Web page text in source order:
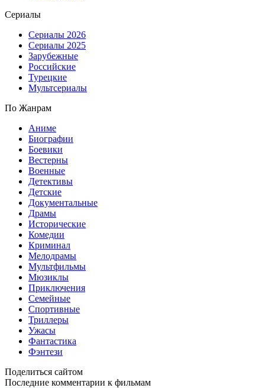
Сериалы
Сериалы 2026
Сериалы 2025
Зарубежные
Российские
Турецкие
Мультсериалы
По Жанрам
Аниме
Биографии
Боевики
Вестерны
Военные
Детективы
Детские
Документальные
Драмы
Исторические
Комедии
Криминал
Мелодрамы
Мультфильмы
Мюзиклы
Приключения
Семейные
Спортивные
Триллеры
Ужасы
Фантастика
Фэнтези
Поделиться сайтом
Последние комментарии к фильмам